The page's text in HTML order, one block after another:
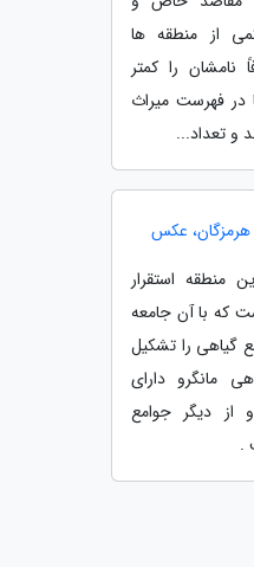
از منطقه ها
نامشان را کمتر
در فهرست میراث
و تعداد...
هرمزگان، عکس
منطقه استقرار
که با آن جامعه
گیاهی را تشکیل
مانگرو دارای
دیگر جوامع
.